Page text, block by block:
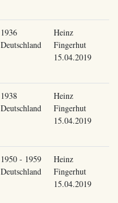
1936
Deutschland
Heinz
Fingerhut
15.04.2019
1938
Deutschland
Heinz
Fingerhut
15.04.2019
1950 - 1959
Deutschland
Heinz
Fingerhut
15.04.2019